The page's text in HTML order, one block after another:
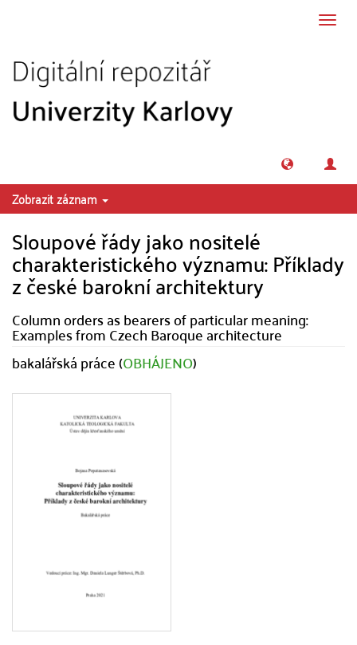
Zobrazit záznam
Sloupové řády jako nositelé
charakteristického významu: Příklady
z české barokní architektury
Column orders as bearers of particular meaning:
Examples from Czech Baroque architecture
bakalářská práce (OBHÁJENO)